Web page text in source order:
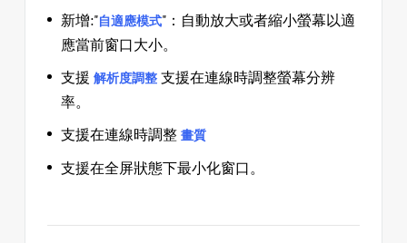
新增:"自適應模式"：自動放大或者縮小螢幕以適
應當前窗口大小。
支援 解析度調整支援在連線時調整螢幕分辨
率。
支援在連線時調整 畫質
支援在全屏狀態下最小化窗口。